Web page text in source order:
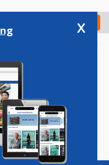
Check in
Vacatures
x